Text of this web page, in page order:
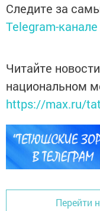
Следите за
Telegram-канале
Читайте
национальном
https://max.ru/
Перейти